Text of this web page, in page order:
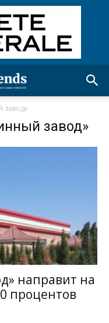
завод»
завод»
направит на
процентов